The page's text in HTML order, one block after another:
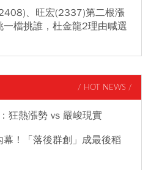
、旺宏(2337)第二根漲
檔挑誰，杜金龍2理由喊選
/ HOT NEWS /
狂熱漲勢 vs 嚴峻現實
！「落後群創」成最後稻